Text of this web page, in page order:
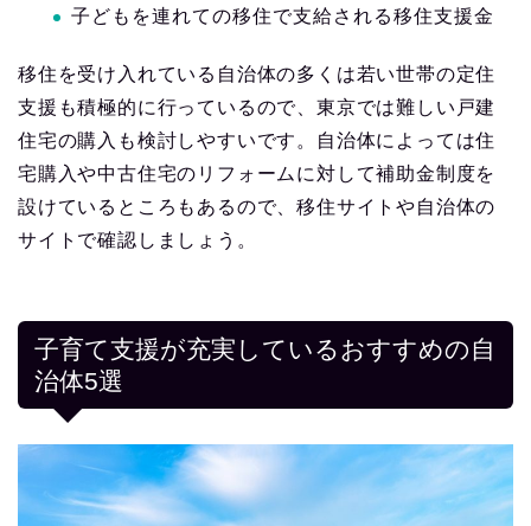
子どもを連れての移住で支給される移住支援金
移住を受け入れている自治体の多くは若い世帯の定住
支援も積極的に行っているので、東京では難しい戸建
住宅の購入も検討しやすいです。自治体によっては住
宅購入や中古住宅のリフォームに対して補助金制度を
設けているところもあるので、移住サイトや自治体の
サイトで確認しましょう。
子育て支援が充実しているおすすめの自
治体5選